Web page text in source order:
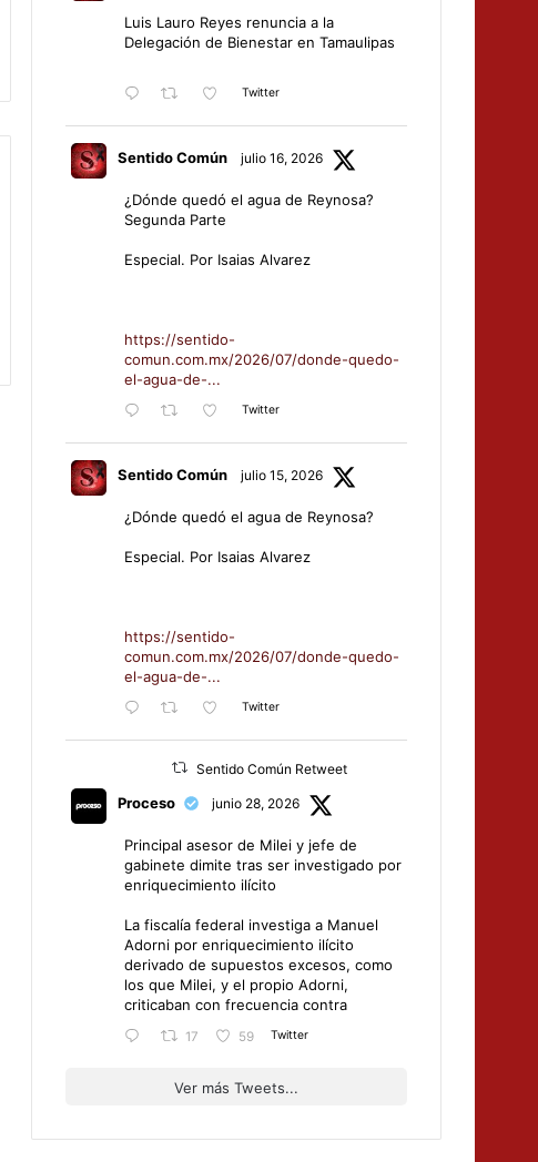
Luis Lauro Reyes renuncia a la
Delegación de Bienestar en Tamaulipas
Twitter
Sentido Común julio 16, 2026
¿Dónde quedó el agua de Reynosa?
Segunda Parte
Especial. Por Isaias Alvarez
https://sentido-
comun.com.mx/2026/07/donde-quedo-
el-agua-de-...
Twitter
Sentido Común julio 15, 2026
¿Dónde quedó el agua de Reynosa?
Especial. Por Isaias Alvarez
https://sentido-
comun.com.mx/2026/07/donde-quedo-
el-agua-de-...
Twitter
Sentido Común Retweet
Proceso junio 28, 2026
Principal asesor de Milei y jefe de
gabinete dimite tras ser investigado por
enriquecimiento ilícito
La fiscalía federal investiga a Manuel
Adorni por enriquecimiento ilícito
derivado de supuestos excesos, como
los que Milei, y el propio Adorni,
criticaban con frecuencia contra
17 59 Twitter
Ver más Tweets...